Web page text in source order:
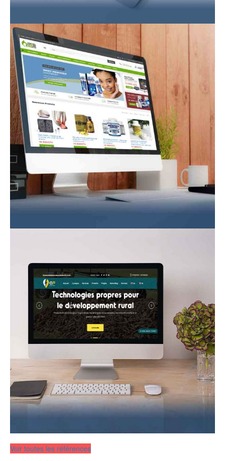
Voir toutes les références